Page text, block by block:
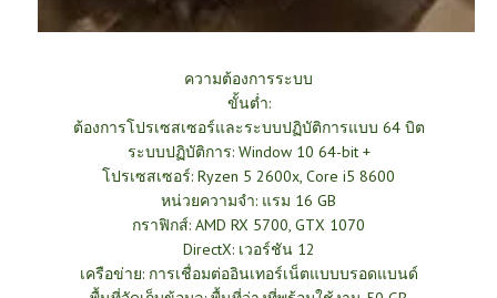
ความต้องการระบบ
ขั้นต่ำ:
ต้องการโปรเซสเซอร์และระบบปฏิบัติการแบบ 64 บิต
ระบบปฏิบัติการ: Window 10 64-bit +
โปรเซสเซอร์: Ryzen 5 2600x, Core i5 8600
หน่วยความจำ: แรม 16 GB
กราฟิกส์: AMD RX 5700, GTX 1070
DirectX: เวอร์ชัน 12
เครือข่าย: การเชื่อมต่ออินเทอร์เน็ตแบบบรอดแบนด์